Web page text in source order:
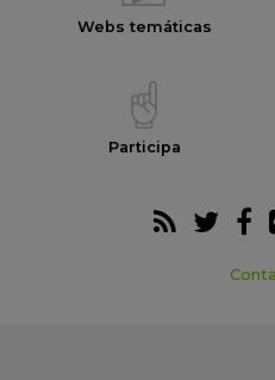
Webs temáticas
Participa